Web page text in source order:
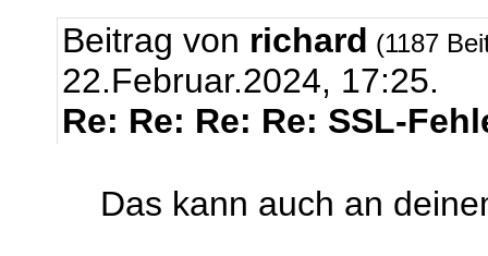
Beitrag von richard (1187
22.Februar.2024, 17:25.
Re: Re: Re: Re: SSL-
Das kann auch an